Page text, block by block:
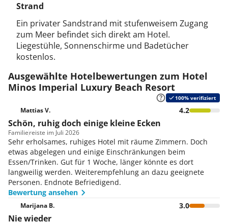
Strand
Ein privater Sandstrand mit stufenweisem Zugang
zum Meer befindet sich direkt am Hotel.
Liegestühle, Sonnenschirme und Badetücher
kostenlos.
Ausgewählte Hotelbewertungen zum Hotel
Minos Imperial Luxury Beach Resort
100% verifiziert
Mattias V. 4.2
Schön, ruhig doch einige kleine Ecken
Familiereiste im Juli 2026
Sehr erholsames, ruhiges Hotel mit räume Zimmern. Doch
etwas abgelegen und einige Einschränkungen beim
Essen/Trinken. Gut für 1 Woche, länger könnte es dort
langweilig werden. Weiterempfehlung an dazu geeignete
Personen. Endnote Befriedigend.
Bewertung ansehen
Marijana B. 3.0
Nie wieder